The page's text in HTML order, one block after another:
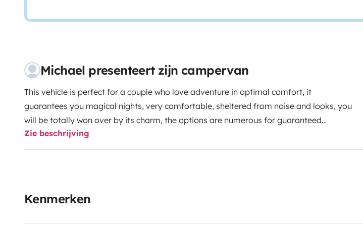
Michael presenteert zijn campervan
This vehicle is perfect for a couple who love adventure in optimal comfort, it
guarantees you magical nights, very comfortable, sheltered from noise and looks, you
will be totally won over by its charm, the options are numerous for guaranteed
autonomy.
Zie beschrijving
Kenmerken